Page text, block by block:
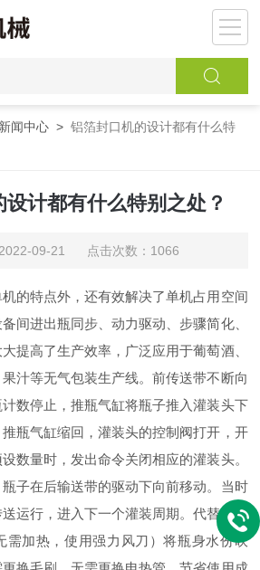
新闻中心 >铝箔封口机的设计都有什么特
计都有什么特别之处？
2022-09-21 点击次数：1066
机的特点外，还有效解决了单机占用空间
间进出瓶同步、动力驱动、步骤简化、
提高了生产效率，广泛应用于葡萄酒、
汁等无气包装生产线。前传送带不断向
数停止，推瓶气缸将瓶子推入灌装头下
瓶气缸缩回，灌装头的控制阀打开，开
数量时，发出命令关闭相应的灌装头。
子在后输送带的驱动下向前移动。当时
运行，进入下一个灌装周期。代替传统
需加热，使用强力风刀）将瓶身水份吹